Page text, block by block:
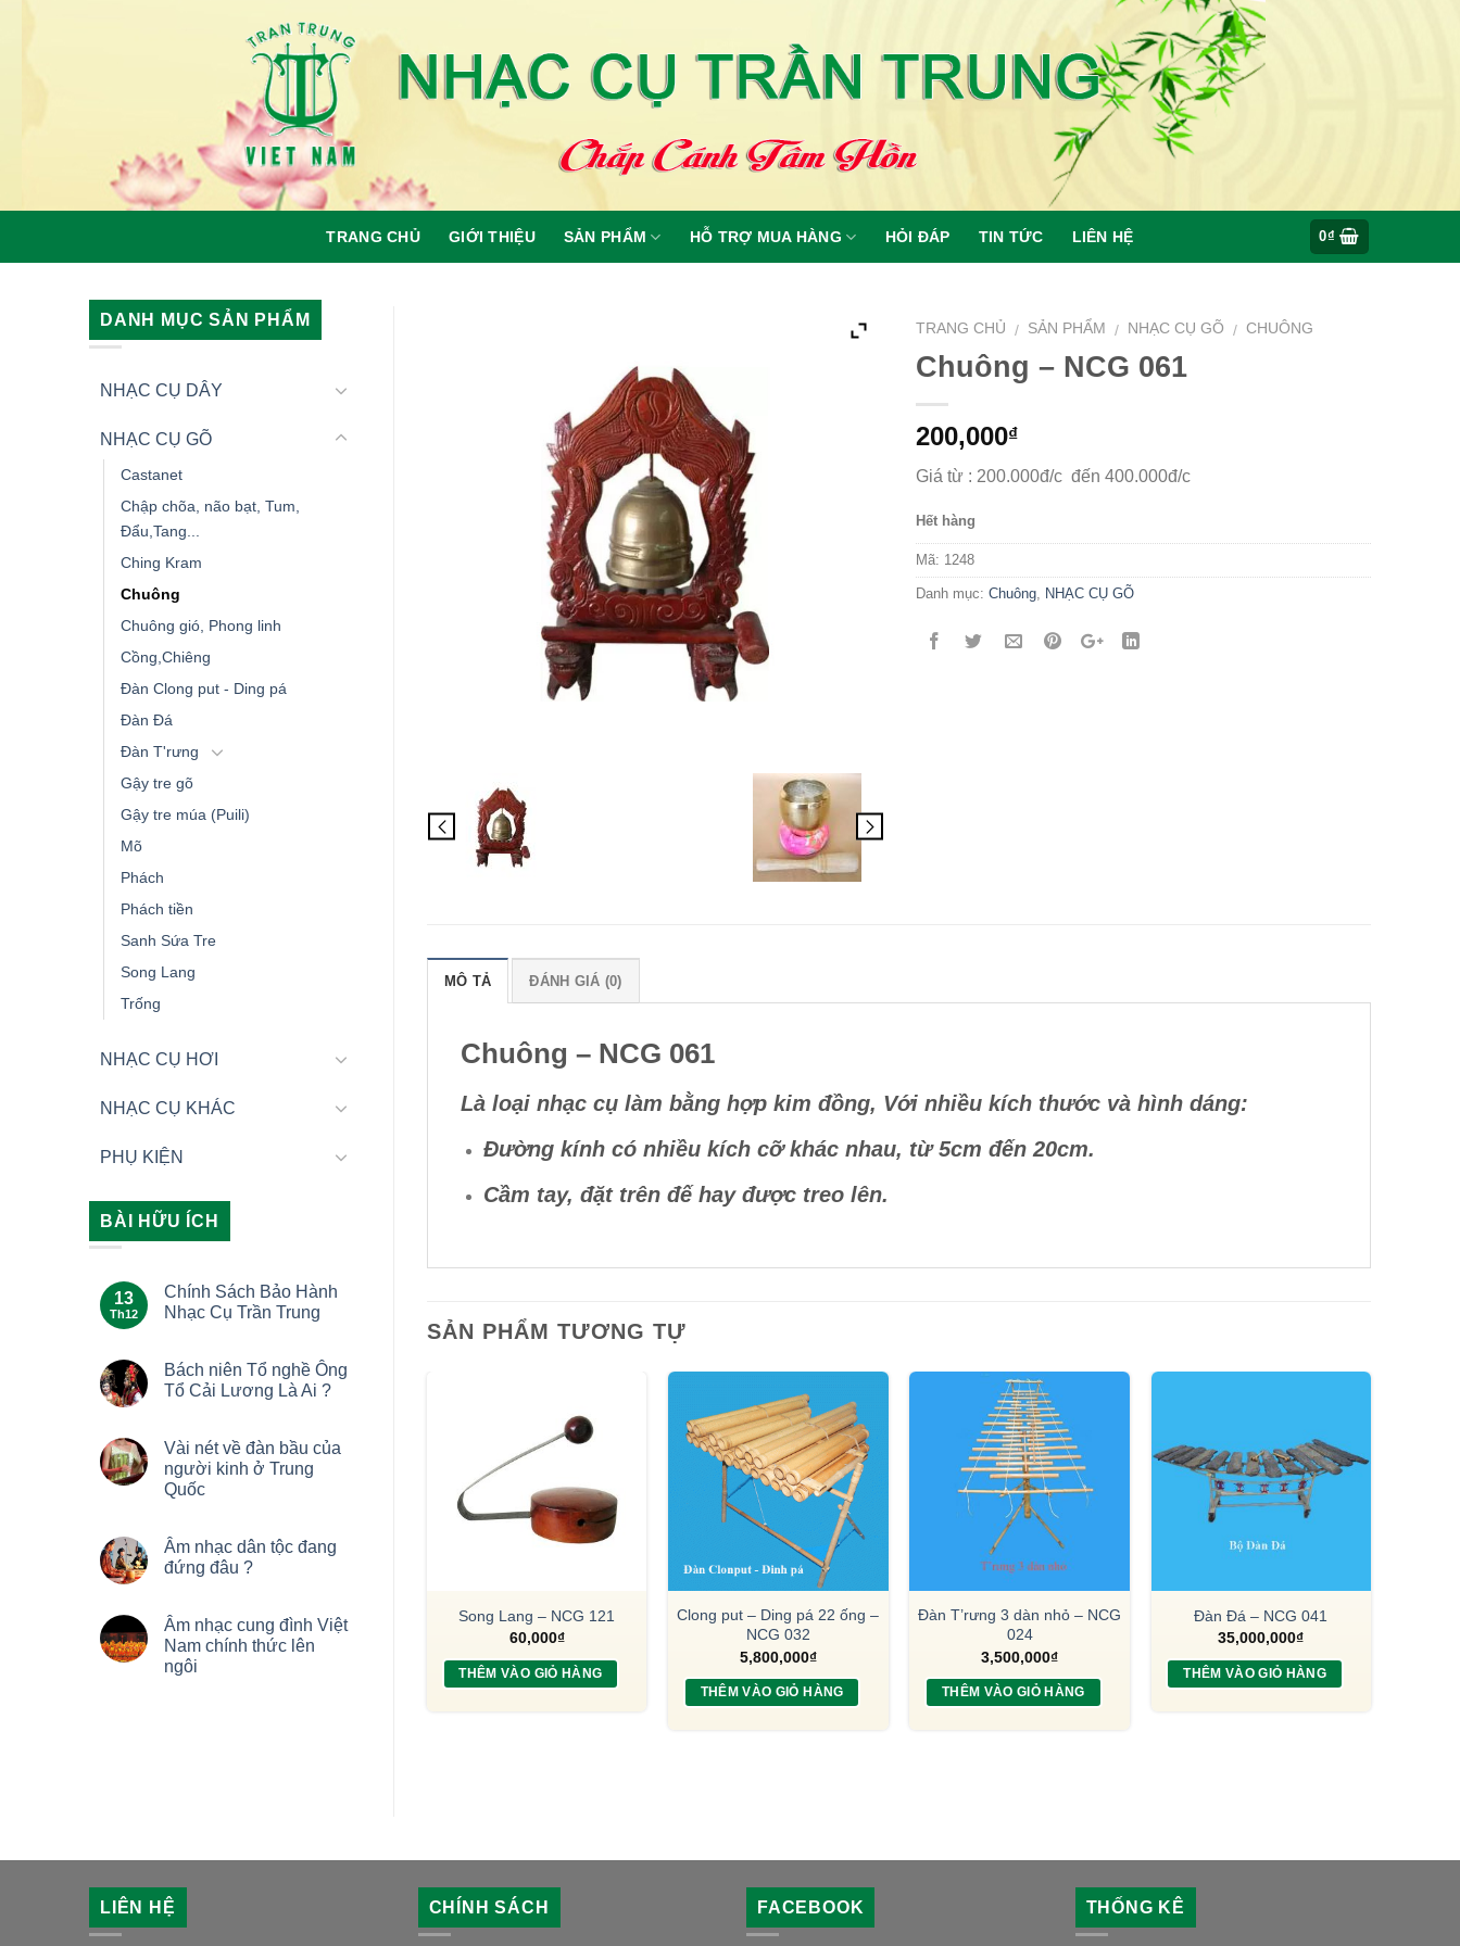
TRANG CHỦ GIỚI THIỆU SẢN PHẨM HỖ TRỢ MUA HÀNG HỎI ĐÁP TIN TỨC LIÊN HỆ 0₫
DANH MỤC SẢN PHẨM
NHẠC CỤ DÂY
NHẠC CỤ GÕ
Castanet
Chập chõa, não bạt, Tum,
Đẩu,Tang...
Ching Kram
Chuông
Chuông gió, Phong linh
Cồng,Chiêng
Đàn Clong put - Ding pá
Đàn Đá
Đàn T'rưng
Gậy tre gõ
Gậy tre múa (Puili)
Mõ
Phách
Phách tiền
Sanh Sứa Tre
Song Lang
Trống
NHẠC CỤ HƠI
NHẠC CỤ KHÁC
PHỤ KIỆN
BÀI HỮU ÍCH
13
Th12
Chính Sách Bảo Hành
Nhạc Cụ Trần Trung
Bách niên Tổ nghề Ông
Tổ Cải Lương Là Ai ?
Vài nét về đàn bầu của
người kinh ở Trung
Quốc
Âm nhạc dân tộc đang
đứng đâu ?
Âm nhạc cung đình Việt
Nam chính thức lên
ngôi
TRANG CHỦ / SẢN PHẨM / NHẠC CỤ GÕ / CHUÔNG
Chuông – NCG 061
200,000₫
Giá từ : 200.000đ/c đến 400.000đ/c
Hết hàng
Mã: 1248
Danh mục: Chuông, NHẠC CỤ GÕ
MÔ TẢ ĐÁNH GIÁ (0)
Chuông – NCG 061
Là loại nhạc cụ làm bằng hợp kim đồng, Với nhiều kích thước và hình dáng:
Đường kính có nhiều kích cỡ khác nhau, từ 5cm đến 20cm.
Cầm tay, đặt trên đế hay được treo lên.
SẢN PHẨM TƯƠNG TỰ
Song Lang – NCG 121
60,000₫
THÊM VÀO GIỎ HÀNG
Clong put – Ding pá 22 ống –
NCG 032
5,800,000₫
THÊM VÀO GIỎ HÀNG
Đàn T’rưng 3 dàn nhỏ – NCG
024
3,500,000₫
THÊM VÀO GIỎ HÀNG
Đàn Đá – NCG 041
35,000,000₫
THÊM VÀO GIỎ HÀNG
gió, Phong linh – NCG
Đàn T’rưng 19 ống – NCG 023
1,800,000
LIÊN HỆ CHÍNH SÁCH FACEBOOK THỐNG KÊ